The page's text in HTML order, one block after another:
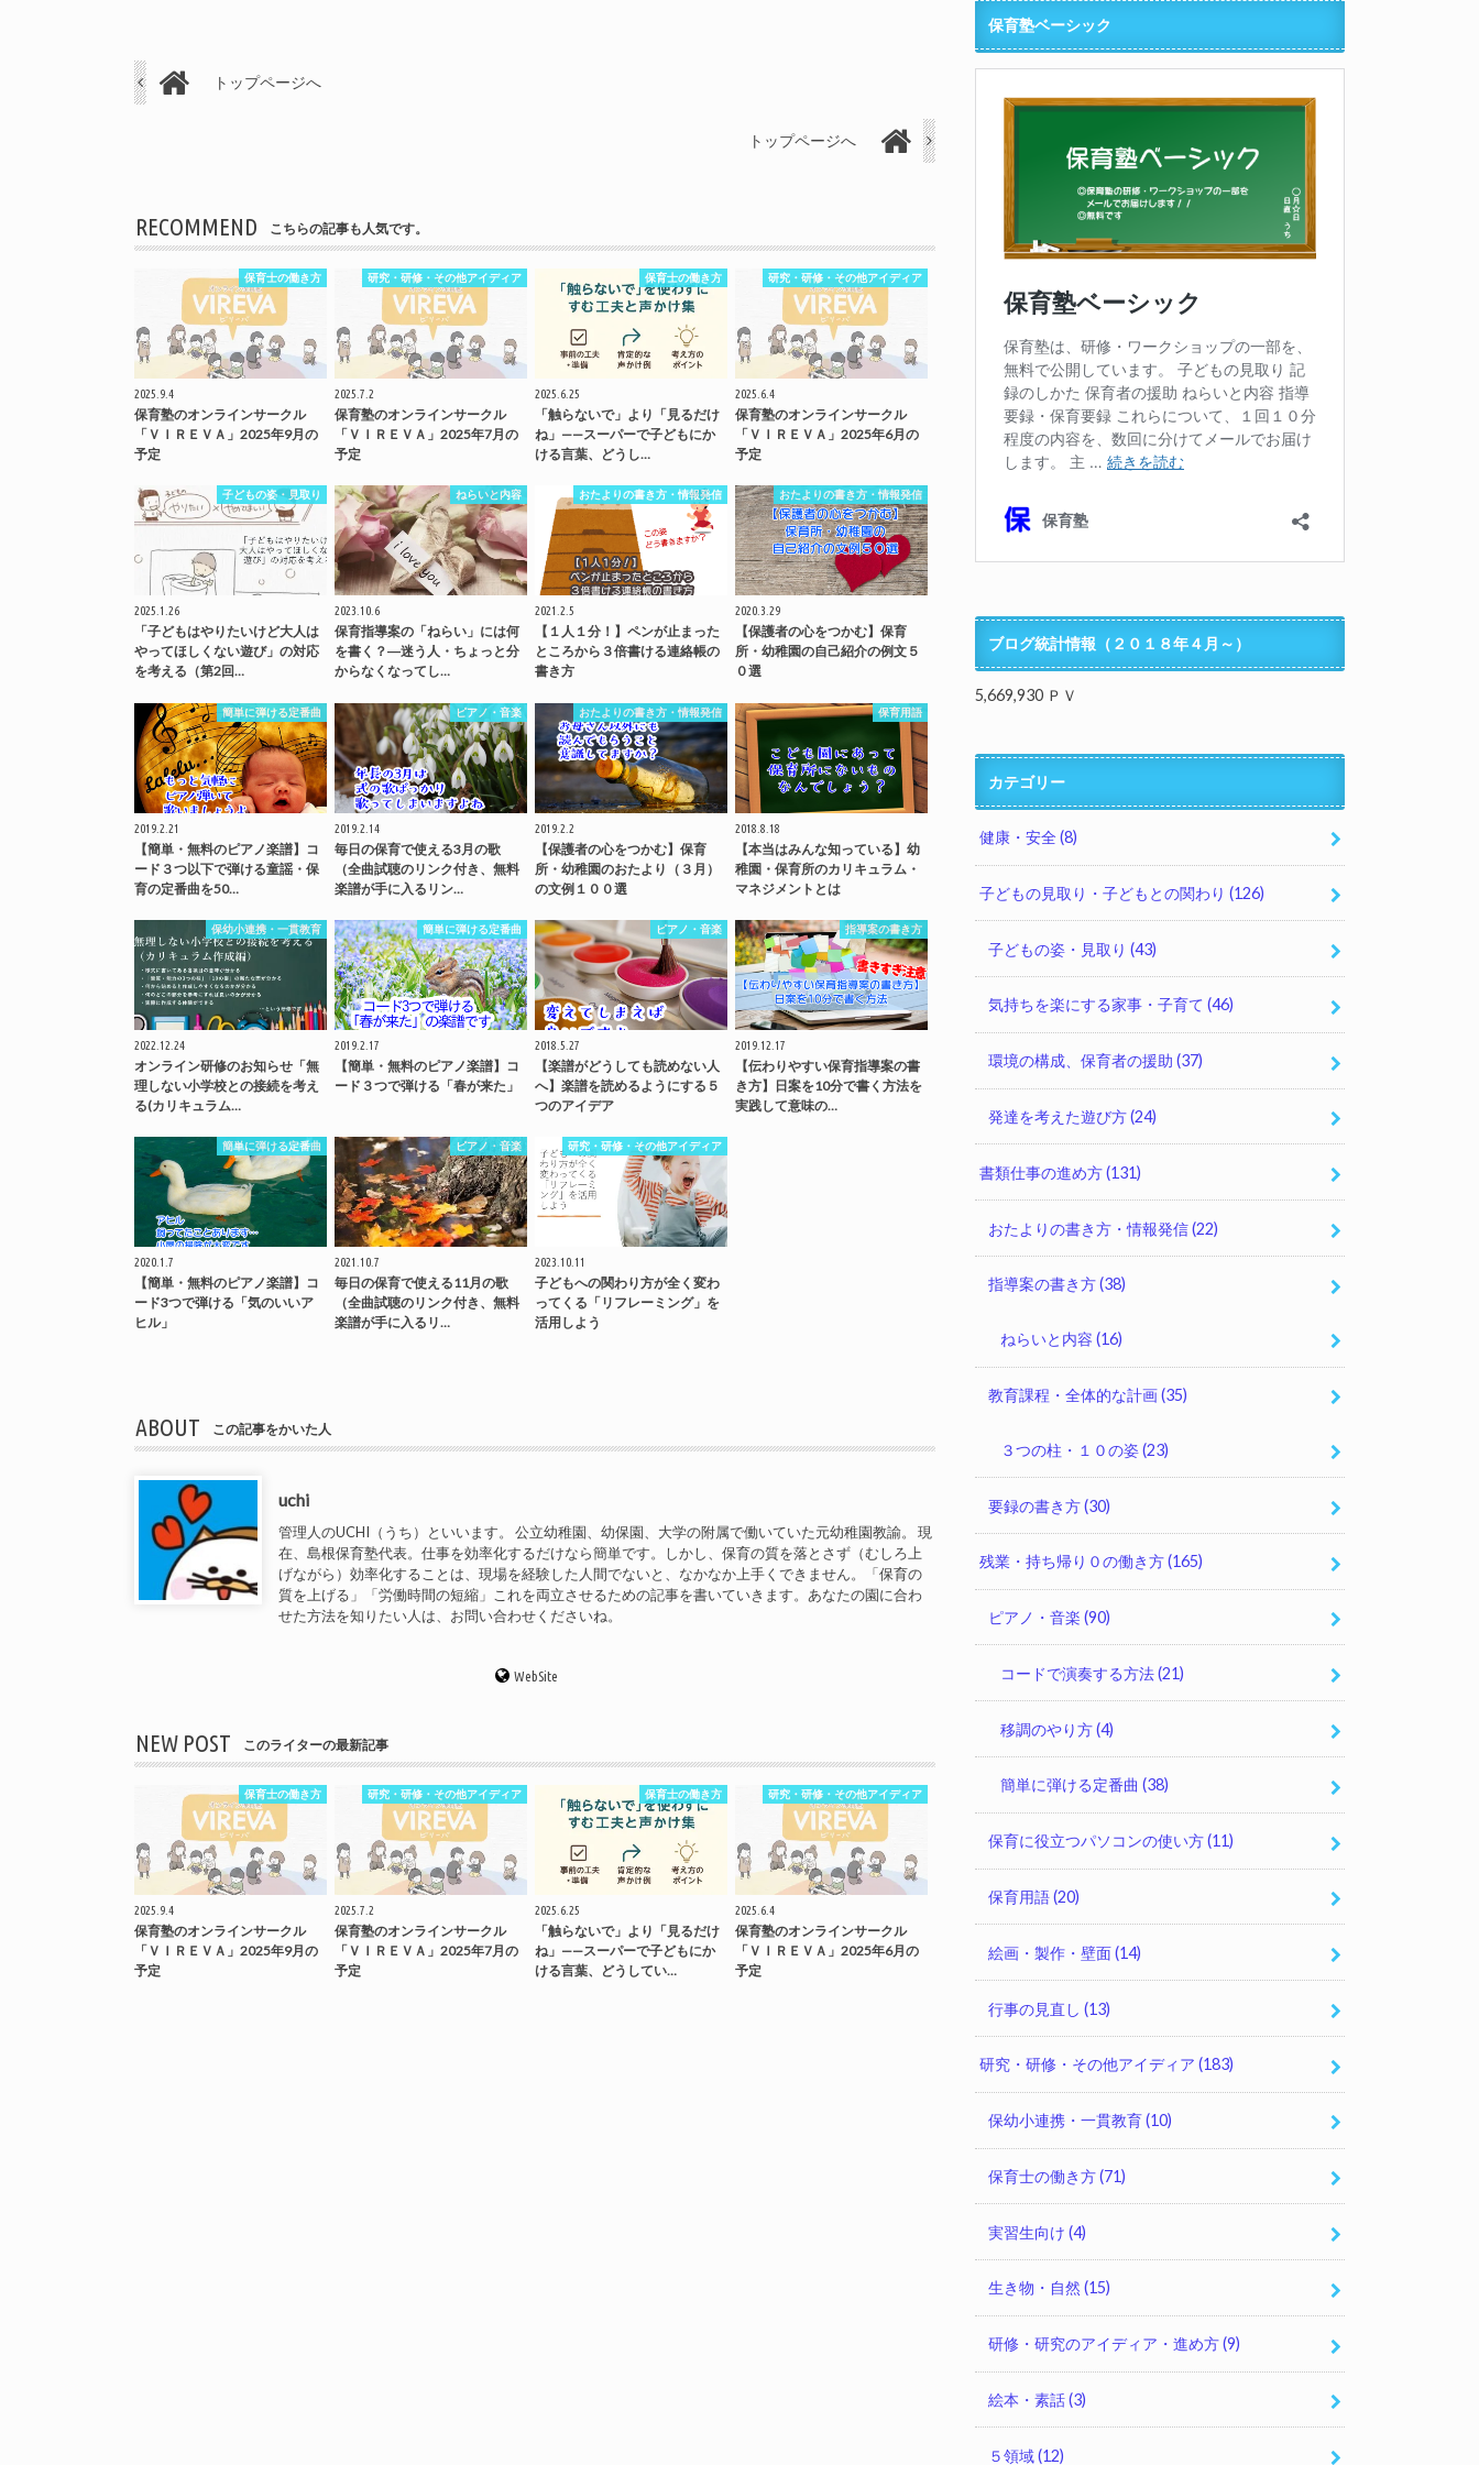
トップページへ
トップページへ
RECOMMEND こちらの記事も人気です。
保育士の働き方
2025.9.4
保育塾のオンラインサークル
「ＶＩＲＥＶＡ」2025年9月の
予定
研究・研修・その他アイディア
2025.7.2
保育塾のオンラインサークル
「ＶＩＲＥＶＡ」2025年7月の
予定
保育士の働き方
2025.6.25
「触らないで」より「見るだけ
ね」——スーパーで子どもにか
ける言葉、どうし…
研究・研修・その他アイディア
2025.6.4
保育塾のオンラインサークル
「ＶＩＲＥＶＡ」2025年6月の
予定
子どもの姿・見取り
2025.1.26
「子どもはやりたいけど大人は
やってほしくない遊び」の対応
を考える（第2回…
ねらいと内容
2023.10.6
保育指導案の「ねらい」には何
を書く？―迷う人・ちょっと分
からなくなってし…
おたよりの書き方・情報発信
2021.2.5
【１人１分！】ペンが止まった
ところから３倍書ける連絡帳の
書き方
おたよりの書き方・情報発信
2020.3.29
【保護者の心をつかむ】保育
所・幼稚園の自己紹介の例文５
０選
簡単に弾ける定番曲
2019.2.21
【簡単・無料のピアノ楽譜】コ
ード３つ以下で弾ける童謡・保
育の定番曲を50…
ピアノ・音楽
2019.2.14
毎日の保育で使える3月の歌
（全曲試聴のリンク付き、無料
楽譜が手に入るリン…
おたよりの書き方・情報発信
2019.2.2
【保護者の心をつかむ】保育
所・幼稚園のおたより（３月）
の文例１００選
保育用語
2018.8.18
【本当はみんな知っている】幼
稚園・保育所のカリキュラム・
マネジメントとは
保幼小連携・一貫教育
2022.12.24
オンライン研修のお知らせ「無
理しない小学校との接続を考え
る(カリキュラム…
簡単に弾ける定番曲
2019.2.17
【簡単・無料のピアノ楽譜】コ
ード３つで弾ける「春が来た」
ピアノ・音楽
2018.5.27
【楽譜がどうしても読めない人
へ】楽譜を読めるようにする５
つのアイデア
指導案の書き方
2019.12.17
【伝わりやすい保育指導案の書
き方】日案を10分で書く方法を
実践して意味の…
簡単に弾ける定番曲
2020.1.7
【簡単・無料のピアノ楽譜】コ
ード3つで弾ける「気のいいア
ヒル」
ピアノ・音楽
2021.10.7
毎日の保育で使える11月の歌
（全曲試聴のリンク付き、無料
楽譜が手に入るリ…
研究・研修・その他アイディア
2023.10.11
子どもへの関わり方が全く変わ
ってくる「リフレーミング」を
活用しよう
ABOUT この記事をかいた人
uchi
管理人のUCHI（うち）といいます。 公立幼稚園、幼保園、大学の附属で働いていた元幼稚園教諭。 現
在、島根保育塾代表。仕事を効率化するだけなら簡単です。しかし、保育の質を落とさず（むしろ上
げながら）効率化することは、現場を経験した人間でないと、なかなか上手くできません。「保育の
質を上げる」「労働時間の短縮」これを両立させるための記事を書いていきます。あなたの園に合わ
せた方法を知りたい人は、お問い合わせくださいね。
WebSite
NEW POST このライターの最新記事
保育士の働き方
2025.9.4
保育塾のオンラインサークル
「ＶＩＲＥＶＡ」2025年9月の
予定
研究・研修・その他アイディア
2025.7.2
保育塾のオンラインサークル
「ＶＩＲＥＶＡ」2025年7月の
予定
保育士の働き方
2025.6.25
「触らないで」より「見るだけ
ね」——スーパーで子どもにか
ける言葉、どうしてい…
研究・研修・その他アイディア
2025.6.4
保育塾のオンラインサークル
「ＶＩＲＥＶＡ」2025年6月の
予定
保育塾ベーシック
ブログ統計情報（２０１８年４月～）
5,669,930 ＰＶ
カテゴリー
健康・安全(8)
子どもの見取り・子どもとの関わり(126)
子どもの姿・見取り (43)
気持ちを楽にする家事・子育て (46)
環境の構成、保育者の援助 (37)
発達を考えた遊び方(24)
書類仕事の進め方(131)
おたよりの書き方・情報発信(22)
指導案の書き方(38)
ねらいと内容(16)
教育課程・全体的な計画(35)
３つの柱・１０の姿(23)
要録の書き方(30)
残業・持ち帰り０の働き方(165)
ピアノ・音楽 (90)
コードで演奏する方法(21)
移調のやり方(4)
簡単に弾ける定番曲(38)
保育に役立つパソコンの使い方(11)
保育用語(20)
絵画・製作・壁面(14)
行事の見直し (13)
研究・研修・その他アイディア(183)
保幼小連携・一貫教育(10)
保育士の働き方(71)
実習生向け (4)
生き物・自然 (15)
研修・研究のアイディア・進め方(9)
絵本・素話(3)
５領域(12)